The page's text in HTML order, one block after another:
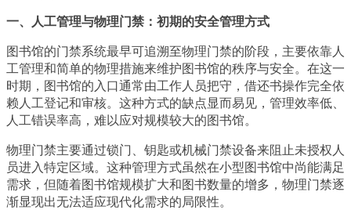
一、人工管理与物理门禁：初期的安全管理方式
图书馆的门禁系统最早可追溯至物理门禁的阶段，主要依靠人
工管理和简单的物理措施来维护图书馆的秩序与安全。在这一
时期，图书馆的入口通常由工作人员把守，借还书操作完全依
赖人工登记和审核。这种方式的缺点显而易见，管理效率低、
人工错误率高，难以应对规模较大的图书馆。
物理门禁主要通过锁门、钥匙或机械门禁设备来阻止未授权人
员进入特定区域。这种管理方式虽然在小型图书馆中尚能满足
需求，但随着图书馆规模扩大和图书数量的增多，物理门禁逐
渐显现出无法适应现代化需求的局限性。